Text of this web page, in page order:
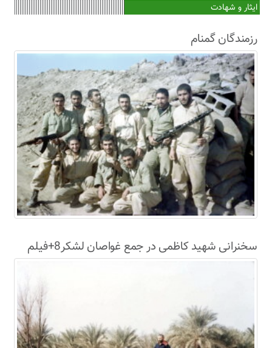
ایثار و شهادت
رزمندگان گمنام
سخنرانی شهید کاظمی در جمع غواصان لشکر8+فیلم